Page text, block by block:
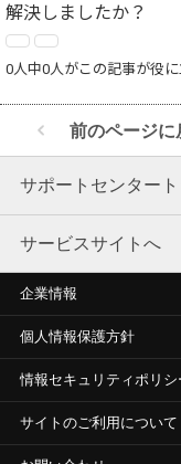
解決しましたか？
0人中0人がこの記事が役
前のページに
サポートセンター
サービスサイトへ
企業情報
個人情報保護方針
情報セキュリティポリシ
サイトのご利用について